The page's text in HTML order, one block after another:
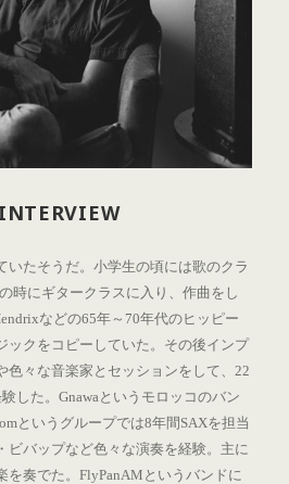
いたそうだ。小学生の頃には歌のクラ
時にギタークラスに入り、作曲をし
などの65年～70年代のヒッピー
ックをコピーしていた。その後インプ
色々な音楽家とセッションをして、22
した。Gnawaというモロッコのバン
というグループでは8年間SAXを担当
ビバップなど色々な演奏を経験。主に
を奏でた。FlyPanAMというバンドに